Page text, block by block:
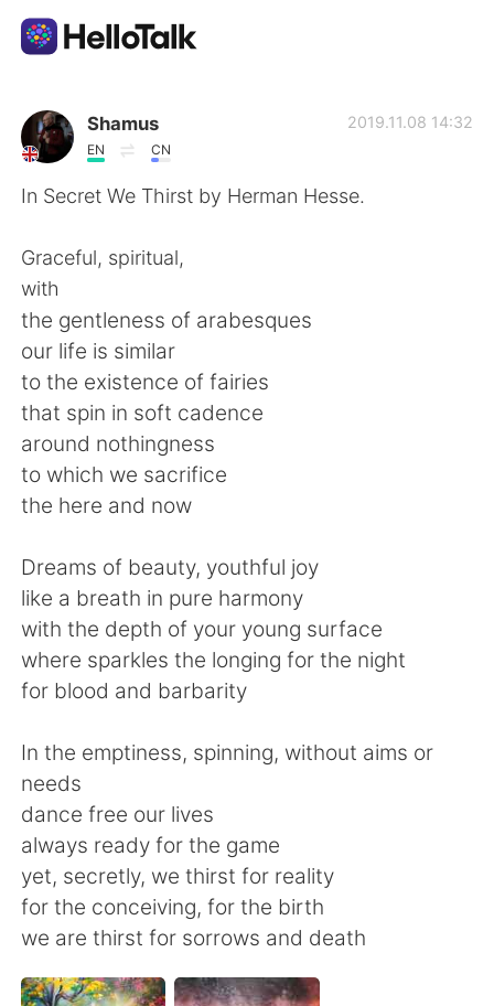
Aplicación de intercambio de idiomas
AI Grammar Checker
English 简体中文
繁體中文 العربية
Français Deutsch
日本語
Indonesia Italiano
Türkçe Tiếng Việt
Shamus
EN CN
2019.11.08 14:32
In Secret We Thirst by Herman Hesse.
Graceful, spiritual,
with
the gentleness of arabesques
our life is similar
to the existence of fairies
that spin in soft cadence
around nothingness
to which we sacrifice
the here and now
Dreams of beauty, youthful joy
like a breath in pure harmony
with the depth of your young surface
where sparkles the longing for the night
for blood and barbarity
In the emptiness, spinning, without aims or
needs
dance free our lives
always ready for the game
yet, secretly, we thirst for reality
for the conceiving, for the birth
we are thirst for sorrows and death